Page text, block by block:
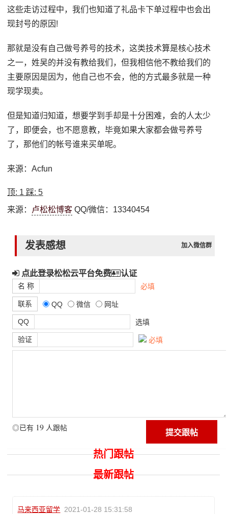
这些走访过程中，我们也知道了礼品卡下单过程中也会出
现封号的原因!
那就是没有自己做号养号的技术，这类技术算是核心技术
之一，姓吴的并没有教给我们，但我相信他不教给我们的
主要原因是因为，他自己也不会，他的方式最多就是一种
现学现卖。
但是知道归知道，想要学到手却是十分困难，会的人太少
了，即便会，也不愿意教，毕竟如果大家都会做号养号
了，那他们的帐号谁来买单呢。
来源：Acfun
顶: 1 踩:5
来源： 卢松松博客 QQ/微信：13340454
发表感想 加入微信群
点此登录松松云平台免费 认证
名 称 必填
联系 QQ 微信 网址
QQ 选填
验证 必填
◎已有 19 人跟帖
热门跟帖
最新跟帖
马来西亚留学 2021-01-28 15:31:58